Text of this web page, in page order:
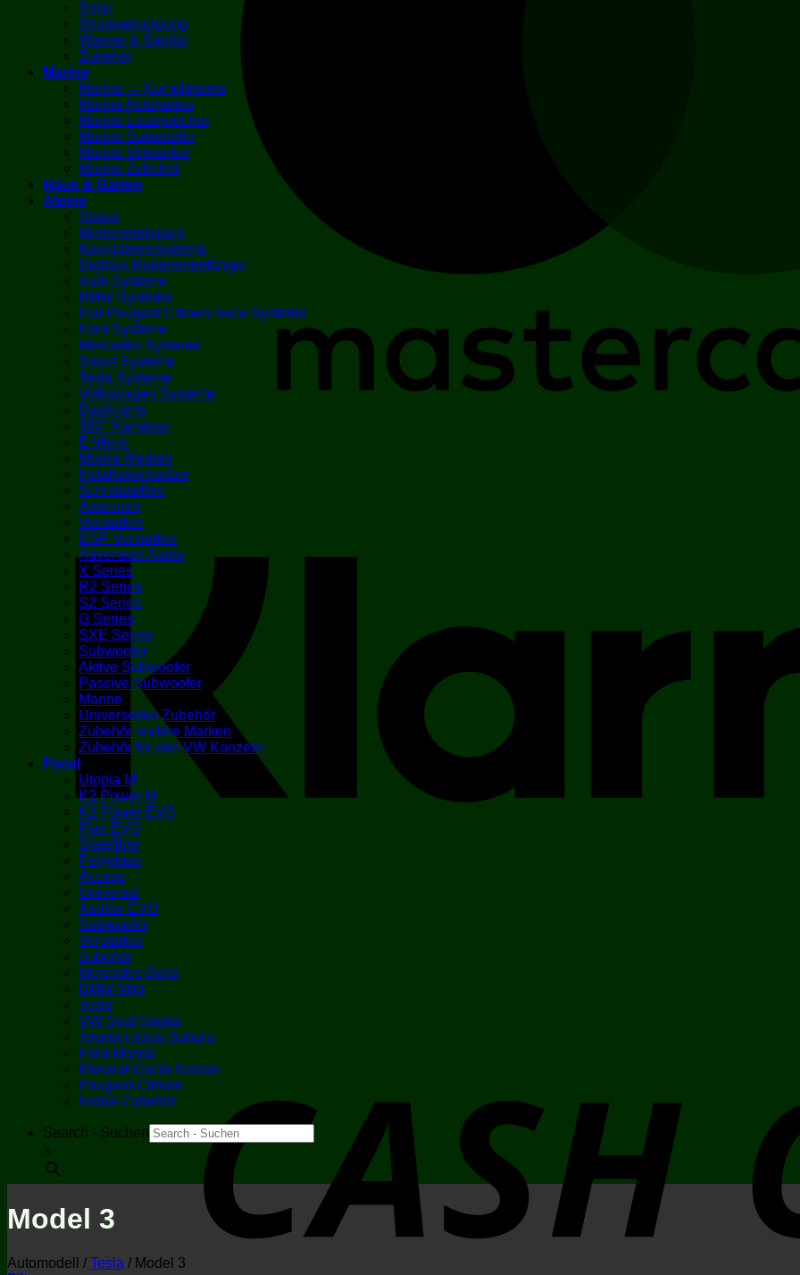
Solar
Stromversorgung
Wasser & Sanitär
Zubehör
Marine
Marine → Komplettsets
Marine Autoradios
Marine Lautsprecher
Marine Subwoofer
Marine Verstärker
Marine Zubehör
Haus & Garten
Alpine
Status
Medienstationen
Navigationssysteme
Digitale Medienempfänger
Audi Systeme
BMW Systeme
Fiat Peugeot Citroen Iveco Systeme
Ford Systeme
Mercedes Systeme
Smart Systeme
Tesla Systeme
Volkswagen Systeme
Dashcams
360° Kameras
E Mirror
Mobile Medien
Installationssätze
Schnittstellen
Antennen
Verstärker
DSP Verstärker
Adventure Audio
X Series
R2 Series
S2 Series
G Series
SXE Series
Subwoofer
Aktive Subwoofer
Passive Subwoofer
Marine
Universelles Zubehör
Zubehör andere Marken
Zubehör für den VW Konzern
Focal
Utopia M
K2 Power M
K2 Power EVO
Flax EVO
Slatefiber
Polyglass
Access
Universal
Auditor EVO
Subwoofer
Verstärker
Zubehör
Mercedes-Benz
BMW-Mini
Tesla
VW-Seat-Skoda
Toyota-Lexus-Subaru
Ford-Mazda
Renault-Dacia-Nissan
Peugeot-Citroen
Inside-Zubehör
Search - Suchen
×
Model 3
Automodell / Tesla / Model 3